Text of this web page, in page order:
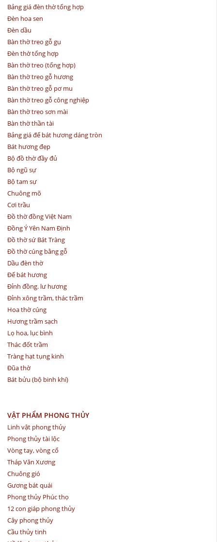
Bảng giá đèn thờ tổng hợp
Đèn hoa sen
Đèn dầu
Bàn thờ treo gỗ gụ
Đèn thờ tổng hợp
Bàn thờ treo (tổng hợp)
Bàn thờ treo gỗ hương
Bàn thờ treo gỗ pơ mu
Bàn thờ treo gỗ công nghiệp
Bàn thờ treo sơn mài
Bàn thờ thần tài
Bảng giá đế bát hương dáng tròn
Bát hương đẹp
Bộ đồ thờ đầy đủ
Bộ ngũ sự
Bộ tam sự
Chuông mõ
Cơi trầu
Đồ thờ đồng Việt Nam
Đồng Ý Yên Nam Định
Đồ thờ sứ Bát Tràng
Đồ thờ cúng bằng gỗ
Dầu đèn thờ
Đế bát hương
Đỉnh đồng. lư hương
Đỉnh xông trầm, thác trầm
Hoa thờ cúng
Hương trầm sạch
Lọ hoa, lục bình
Thác đốt trầm
Tràng hạt tụng kinh
Đũa thờ
Bát bửu (bộ binh khí)
VẬT PHẨM PHONG THỦY
Linh vật phong thủy
Phong thủy tài lộc
Vòng tay, vòng cổ
Tháp Văn Xương
Chuông gió
Gương bát quái
Phong thủy Phúc thọ
12 con giáp phong thủy
Cây phong thủy
Cầu thủy tinh